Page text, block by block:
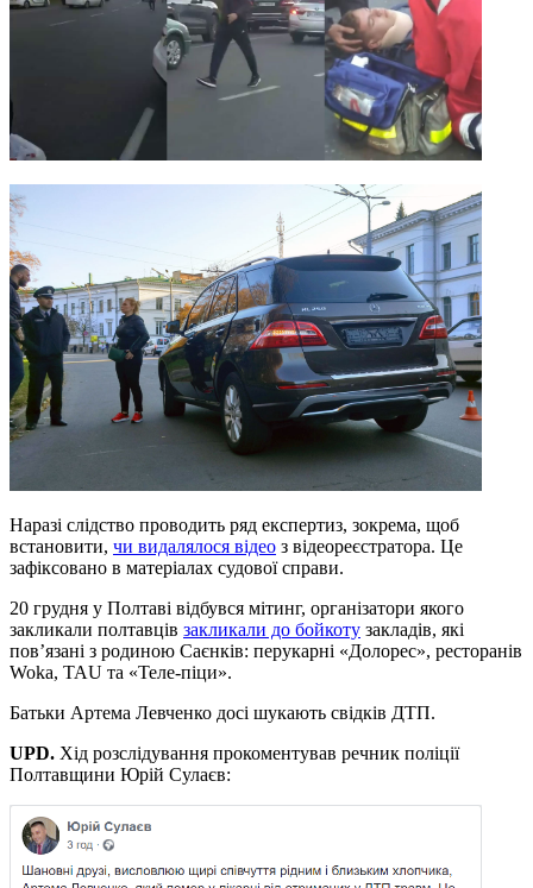
Наразі слідство проводить ряд експертиз, зокрема, щоб
встановити, чи видалялося відео з відеореєстратора. Це
зафіксовано в матеріалах судової справи.
20 грудня у Полтаві відбувся мітинг, організатори якого
закликали полтавців закликали до бойкоту закладів, які
пов’язані з родиною Саєнків: перукарні «Долорес», ресторанів
Woka, TAU та «Теле-піци».
Батьки Артема Левченко досі шукають свідків ДТП.
UPD. Хід розслідування прокоментував речник поліції
Полтавщини Юрій Сулаєв: